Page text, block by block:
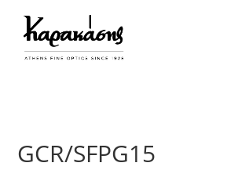
GCR/SFPG15